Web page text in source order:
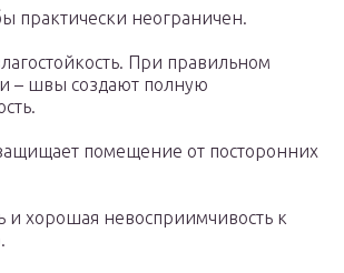
практически неограничен.
При правильном
– швы создают полную
помещение от посторонних
и хорошая невосприимчивость к